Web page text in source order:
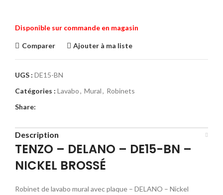
Disponible sur commande en magasin
Comparer Ajouter à ma liste
UGS : DE15-BN
Catégories : Lavabo, Mural, Robinets
Share:
Description
TENZO – DELANO – DE15-BN –
NICKEL BROSSÉ
Robinet de lavabo mural avec plaque – DELANO – Nickel